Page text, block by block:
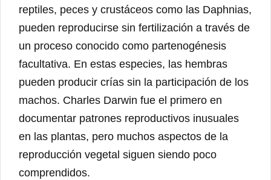
reptiles, peces y crustáceos como las Daphnias,
pueden reproducirse sin fertilización a través de
un proceso conocido como partenogénesis
facultativa. En estas especies, las hembras
pueden producir crías sin la participación de los
machos. Charles Darwin fue el primero en
documentar patrones reproductivos inusuales
en las plantas, pero muchos aspectos de la
reproducción vegetal siguen siendo poco
comprendidos.